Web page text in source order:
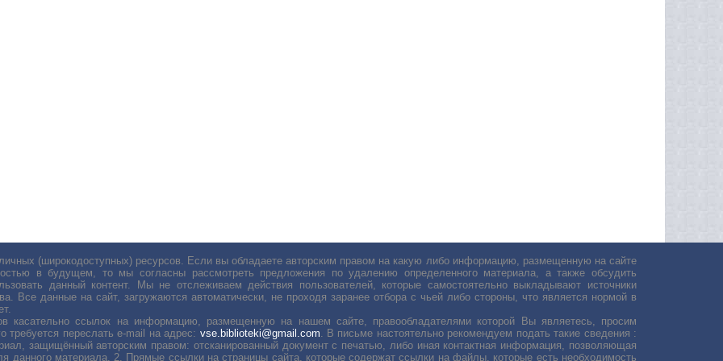
(широкодоступных) ресурсов. Если вы обладаете авторским правом на какую либо информацию, размещенную на сайте
в будущем, то мы согласны рассмотреть предложения по удалению определенного материала, а также обсудить
данный контент. Мы не отслеживаем действия пользователей, которые самостоятельно выкладывают источники
Все данные на сайт, загружаются автоматически, не проходя заранее отбора с чьей либо стороны, что является нормой в
касательно ссылок на информацию, размещенную на нашем сайте, правообладателями которой Вы являетесь, просим
переслать е-mail на адрес: vse.biblioteki@gmail.com. В письме настоятельно рекомендуем подать такие сведения :
защищённый авторским правом: отсканированный документ с печатью, либо иная контактная информация, позволяющая
данного материала. 2. Прямые ссылки на страницы сайта, которые содержат ссылки на файлы, которые есть необходимость